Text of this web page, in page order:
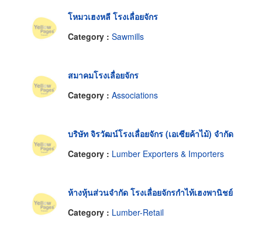
โหมวเฮงหลี โรงเลื่อยจักร
Category : Sawmills
สมาคมโรงเลื่อยจักร
Category : Associations
บริษัท จิรวัฒน์โรงเลื่อยจักร (เอเซียค้าไม้) จำกัด
Category : Lumber Exporters & Importers
ห้างหุ้นส่วนจำกัด โรงเลื่อยจักรกำไท้เฮงพานิชย์
Category : Lumber-Retail